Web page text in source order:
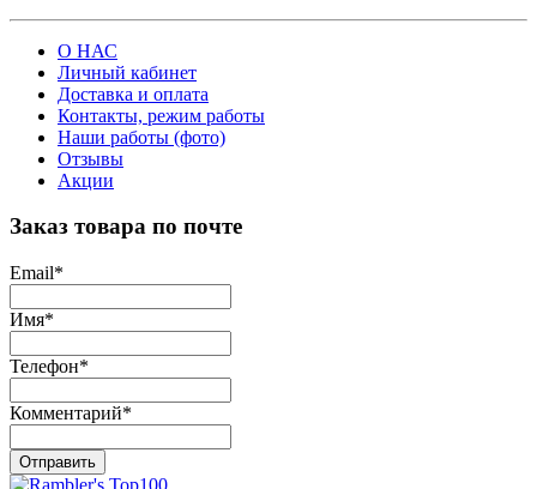
О НАС
Личный кабинет
Доставка и оплата
Контакты, режим работы
Наши работы (фото)
Отзывы
Акции
Заказ товара по почте
Email*
Имя*
Телефон*
Комментарий*
Отправить